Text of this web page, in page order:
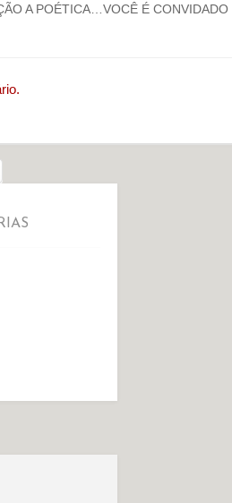
A POÉTICA…VOCÊ É